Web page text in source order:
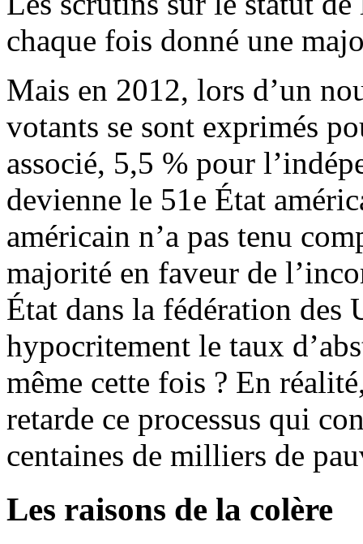
chaque fois donné une
Mais en 2012, lors d’un
votants se sont exprimés
associé, 5,5 % pour
devienne le 51e État
américain n’a pas tenu
majorité en faveur de
État dans la fédération des
hypocritement le taux
même cette fois ? En
retarde ce processus qui
centaines de milliers de
Les raisons de la colère